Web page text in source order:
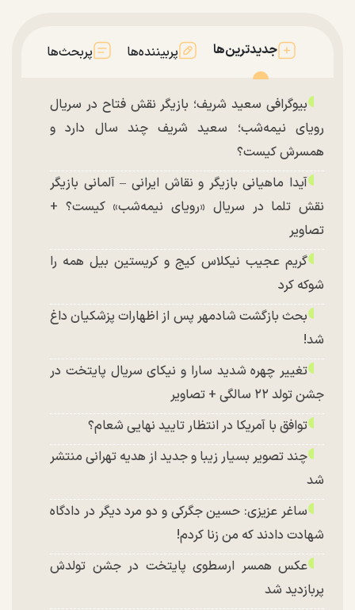
جدیدترین‌ها پربیننده‌ها پربحث‌ها
بیوگرافی سعید شریف؛ بازیگر نقش فتاح در سریال
رویای نیمه‌شب؛ سعید شریف چند سال دارد و
همسرش کیست؟
آیدا ماهیانی بازیگر و نقاش ایرانی – آلمانی بازیگر
نقش تلما در سریال «رویای نیمه‌شب» کیست؟ +
تصاویر
گریم عجیب نیکلاس کیج و کریستین بیل همه را
شوکه کرد
بحث بازگشت شادمهر پس از اظهارات پزشکیان داغ
شد!
تغییر چهره شدید سارا و نیکای سریال پایتخت در
جشن تولد ۲۲ سالگی + تصاویر
توافق با آمریکا در انتظار تایید نهایی شعام؟
چند تصویر بسیار زیبا و جدید از هدیه تهرانی منتشر
شد
ساغر عزیزی: حسین جگرکی و دو مرد دیگر در دادگاه
شهادت دادند که من زنا کردم!
عکس همسر ارسطوی پایتخت در جشن تولدش
پربازدید شد